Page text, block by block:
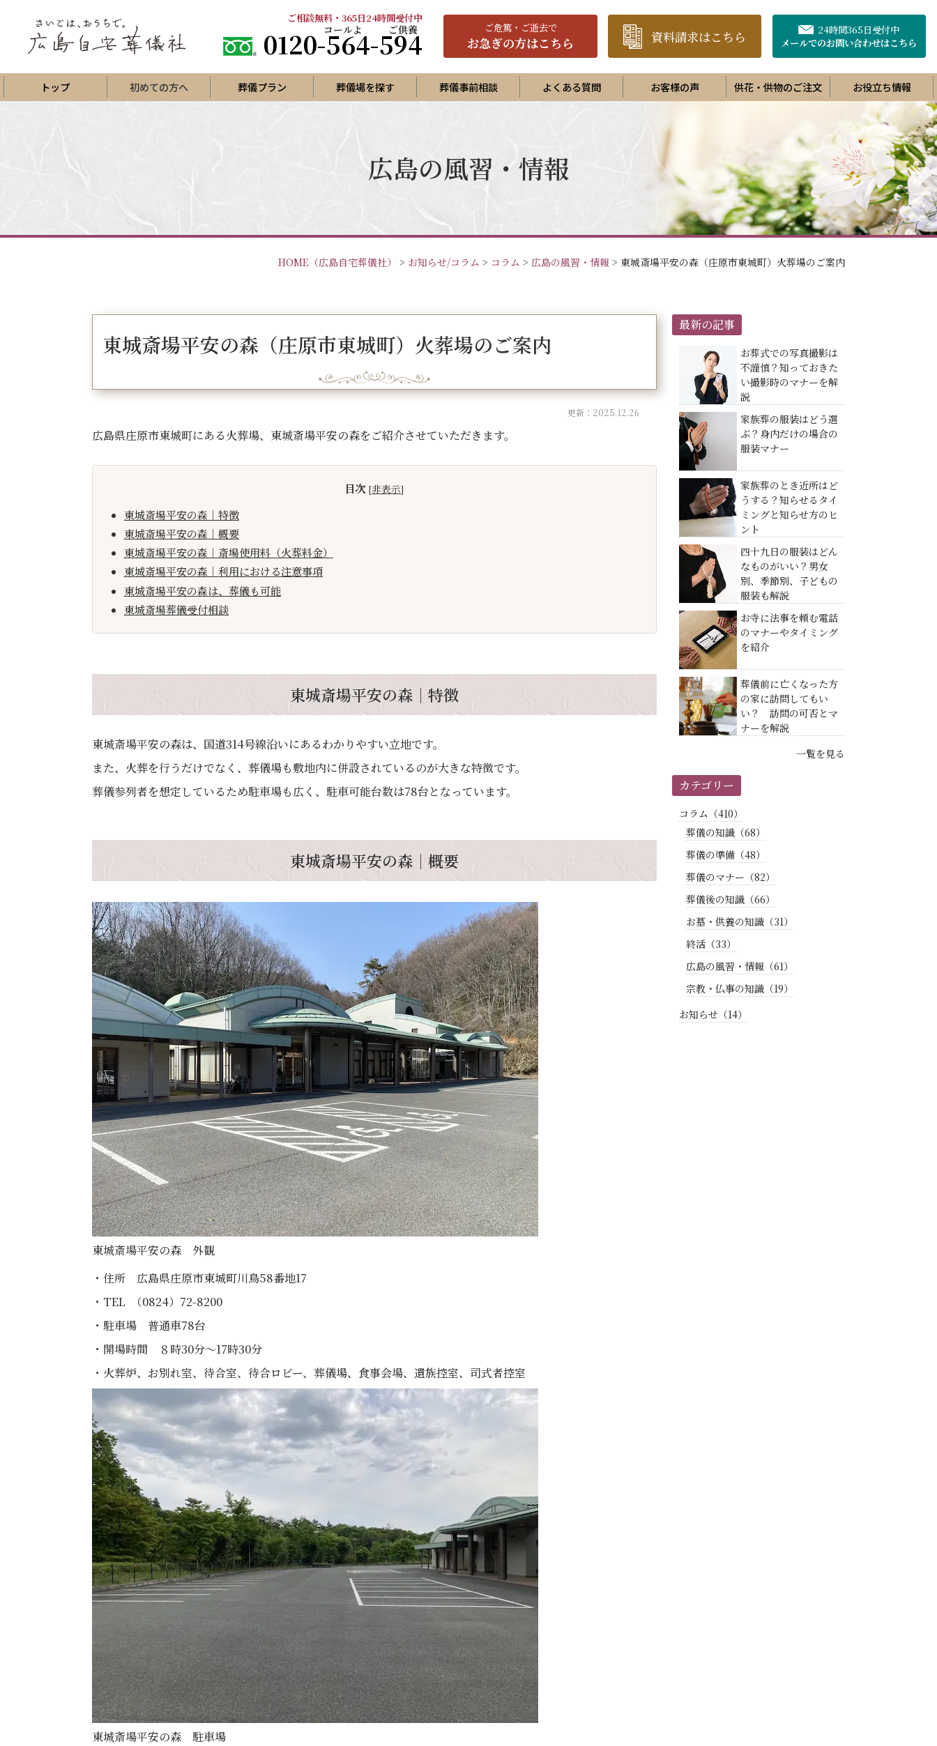
ご相談無料・365日24時間受付中
0120-564-594 ご危篤・ご逝去で
お急ぎの方はこちら 資料請求はこちら
24時間365日受付中
メールでのお問い合わせはこちら
トップ 初めての方へ 葬儀プラン
葬儀場で家族葬一日プラン
西風館でシンプルな家族葬
生活保護葬（福祉葬）プラン
葬儀場を探す 葬儀事前相談 よくある質問 お客様の声 供花・供物のご注文 お役立ち情報
広島の風習・情報
HOME （広島自宅葬儀社） > お知らせ/コラム > コラム > 広島の風習・情報 > 東城斎場平安の森（庄原市東城町）火葬場のご案内
東城斎場平安の森（庄原市東城町）火葬場のご案内
更新：2025.12.26
広島県庄原市東城町にある火葬場、東城斎場平安の森をご紹介させていただきます。
目次 [非表示]
東城斎場平安の森｜特徴
東城斎場平安の森｜概要
東城斎場平安の森｜斎場使用料（火葬料金）
東城斎場平安の森｜利用における注意事項
東城斎場平安の森は、葬儀も可能
東城斎場葬儀受付相談
東城斎場平安の森｜特徴
東城斎場平安の森は、国道314号線沿いにあるわかりやすい立地です。
また、火葬を行うだけでなく、葬儀場も敷地内に併設されているのが大きな特徴です。
葬儀参列者を想定しているため駐車場も広く、駐車可能台数は78台となっています。
東城斎場平安の森｜概要
東城斎場平安の森 外観
・住所 広島県庄原市東城町川鳥58番地17
・TEL （0824）72-8200
・駐車場 普通車78台
・開場時間 ８時30分〜17時30分
・火葬炉、お別れ室、待合室、待合ロビー、葬儀場、食事会場、遺族控室、司式者控室
東城斎場平安の森 駐車場
最新の記事
お葬式での写真撮影は
不謹慎？知っておきた
い撮影時のマナーを解
説
家族葬の服装はどう選
ぶ？身内だけの場合の
服装マナー
家族葬のとき近所はど
うする？知らせるタイ
ミングと知らせ方のヒ
ント
四十九日の服装はどん
なものがいい？男女
別、季節別、子どもの
服装も解説
お寺に法事を頼む電話
のマナーやタイミング
を紹介
葬儀前に亡くなった方
の家に訪問してもい
い？ 訪問の可否とマ
ナーを解説
一覧を見る
カテゴリー
コラム（410）
葬儀の知識（68）
葬儀の準備（48）
葬儀のマナー（82）
葬儀後の知識（66）
お墓・供養の知識（31）
終活（33）
広島の風習・情報（61）
宗教・仏事の知識（19）
お知らせ（14）